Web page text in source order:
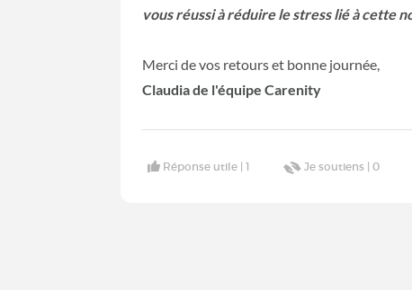
vous réussi à réduire le stress lié à cette
Merci de vos retours et bonne journée,
Claudia de l'équipe Carenity
Réponse utile |1 Je soutiens |0